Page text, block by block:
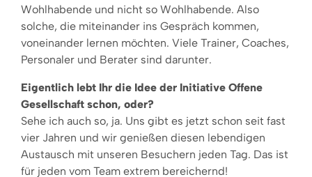
Wohlhabende und nicht so Wohlhabende. Also
solche, die miteinander ins Gespräch kommen,
voneinander lernen möchten. Viele Trainer, Coaches,
Personaler und Berater sind darunter.
Eigentlich lebt Ihr die Idee der Initiative Offene
Gesellschaft schon, oder?
Sehe ich auch so, ja. Uns gibt es jetzt schon seit fast
vier Jahren und wir genießen diesen lebendigen
Austausch mit unseren Besuchern jeden Tag. Das ist
für jeden vom Team extrem bereichernd!